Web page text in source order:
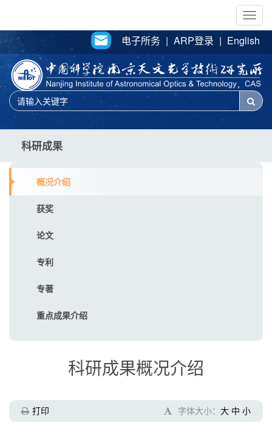
电子所务 | ARP登录 | English
科研成果
概况介绍
获奖
论文
专利
专著
重点成果介绍
科研成果概况介绍
字体大小： 大 中 小
打印